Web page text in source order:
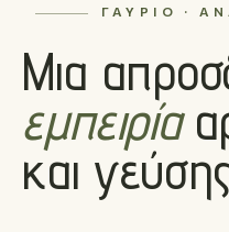
ΓΑΎΡΙΟ ·
Μια
εμπειρία
και